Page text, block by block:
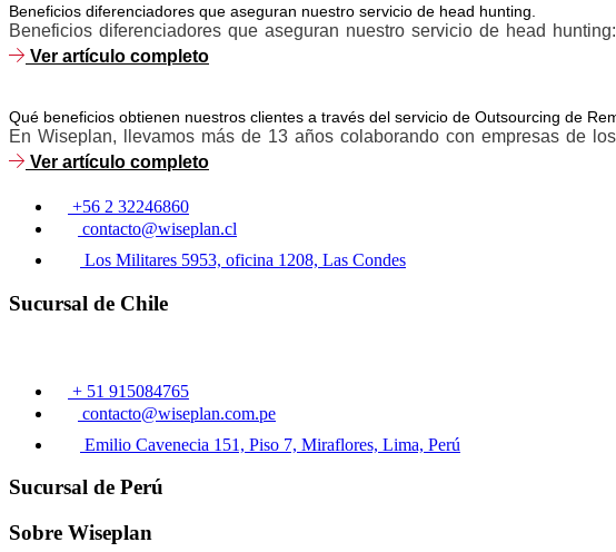
Beneficios diferenciadores que aseguran nuestro servicio de head hunting.
Beneficios diferenciadores que aseguran nuestro servicio de head
Ver artículo completo
Qué beneficios obtienen nuestros clientes a través del servicio de Outsourcing de
En Wiseplan, llevamos más de 13 años colaborando con empresas de
Ver artículo completo
+56 2 32246860
contacto@wiseplan.cl
Los Militares 5953, oficina 1208, Las Condes
Sucursal de Chile
+ 51 915084765
contacto@wiseplan.com.pe
Emilio Cavenecia 151, Piso 7, Miraflores, Lima, Perú
Sucursal de Perú
Sobre Wiseplan